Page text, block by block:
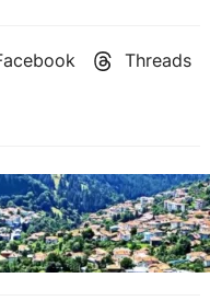
Threads
за нова схема с
„вълшебни“ мехлеми